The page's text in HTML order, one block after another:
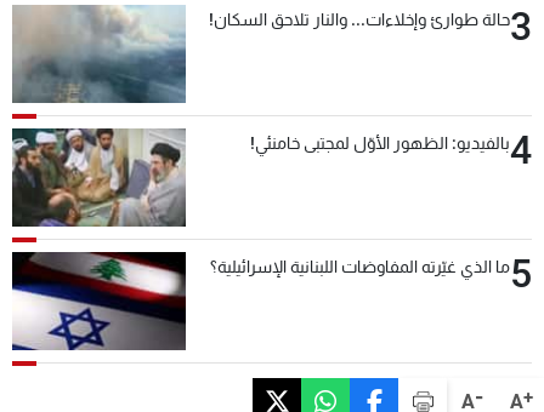
A+
A-
3حالة طوارئ وإخلاءات... والنار تلاحق السكان!
4بالفيديو: الظهور الأوّل لمجتبى خامنئي!
5ما الذي غيّرته المفاوضات اللبنانية الإسرائيلية؟